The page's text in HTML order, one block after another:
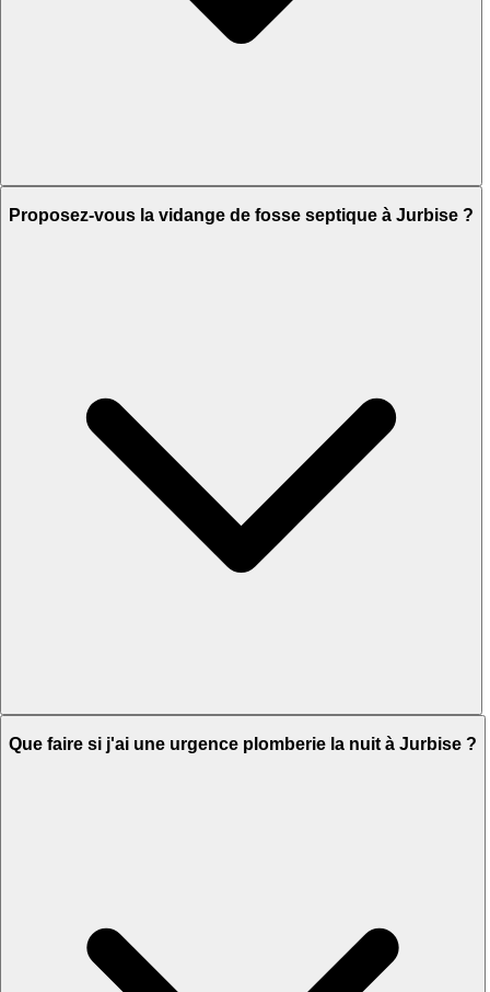
Proposez-vous la vidange de fosse septique à Jurbise ?
Que faire si j'ai une urgence plomberie la nuit à Jurbise ?